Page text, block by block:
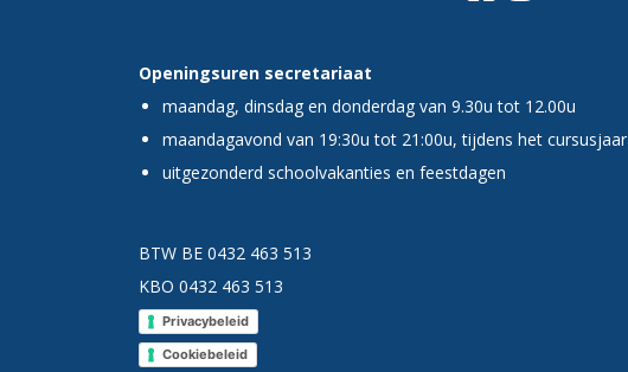
Openingsuren secretariaat
maandag, dinsdag en donderdag van 9.30u tot 12.00u
maandagavond van 19:30u tot 21:00u, tijdens het cursusjaar
uitgezonderd schoolvakanties en feestdagen
BTW BE 0432 463 513
KBO 0432 463 513
Privacybeleid
Cookiebeleid